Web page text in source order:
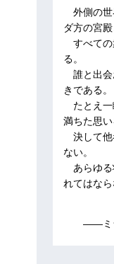
外側の
ダ方の宮殿
すべての
る。
誰と出会
きである。
たとえ一
満ちた思い
決して他
ない。
あらゆる
れてはなら
――ミラ